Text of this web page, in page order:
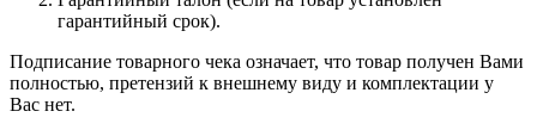
гарантийный срок).
Подписание товарного чека означает, что товар получен Вами
полностью, претензий к внешнему виду и комплектации у
Вас нет.